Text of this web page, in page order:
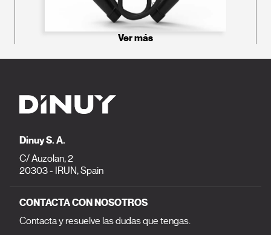
Ver más
Dinuy S. A.
C/ Auzolan, 2
20303 - IRUN, Spain
CONTACTA CON NOSOTROS
Contacta y resuelve las dudas que tengas.